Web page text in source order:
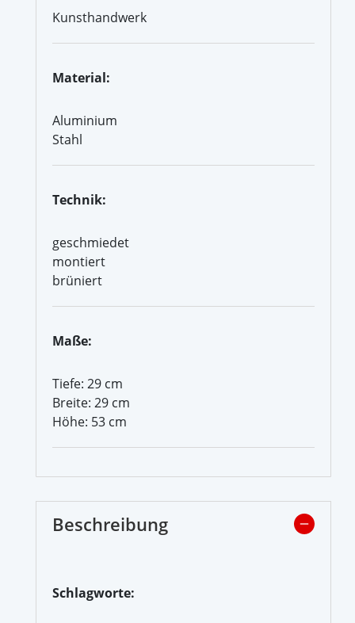
Kunsthandwerk
Material:
Aluminium
Stahl
Technik:
geschmiedet
montiert
brüniert
Maße:
Tiefe: 29 cm
Breite: 29 cm
Höhe: 53 cm
Beschreibung
Schlagworte: